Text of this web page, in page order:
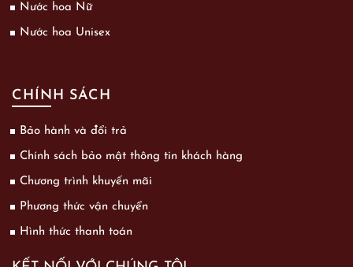
Nước hoa Nữ
Nước hoa Unisex
CHÍNH SÁCH
Bảo hành và đổi trả
Chính sách bảo mật thông tin khách hàng
Chương trình khuyến mãi
Phương thức vận chuyển
Hình thức thanh toán